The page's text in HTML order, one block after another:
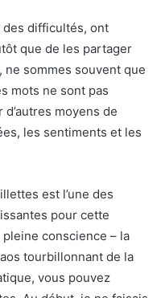
difficultés, ont
que de les partager
ne sommes souvent que
mots ne sont pas
moyens de
les sentiments et les
est l’une des
pour cette
conscience – la
tourbillonnant de la
vous pouvez